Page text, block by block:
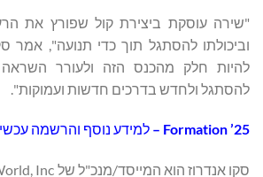
"שירה עוסקת ביצירת קול שפורץ את
וביכולתו להסתגל תוך כדי תנועה", אמר
להיות חלק מהכנס הזה ולעורר השראה
להסתגל ולחדש בדרכים חדשות ועמוקות".
Formation ’25
– למידע נוסף והרשמה